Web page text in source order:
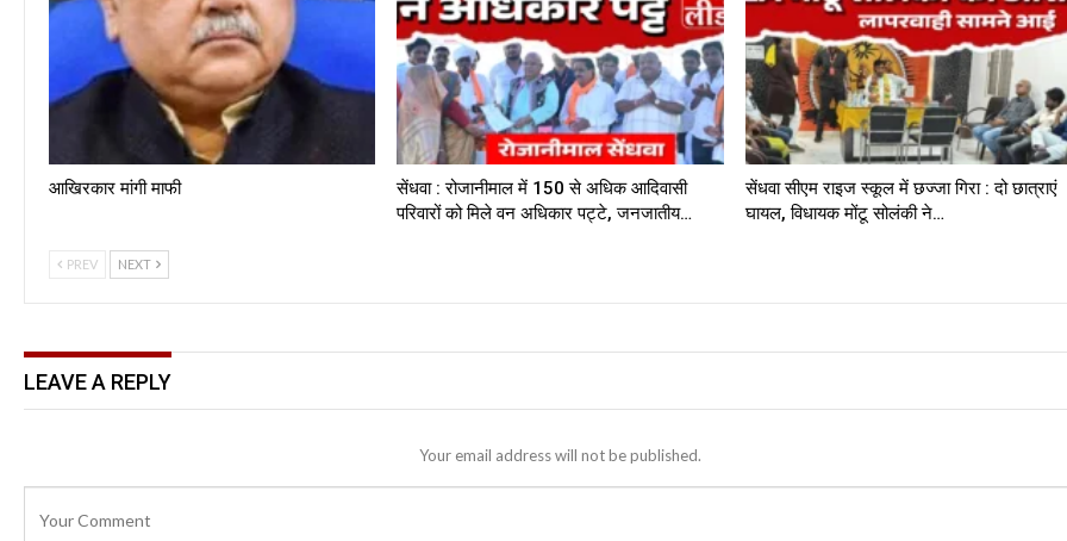
आखिरकार मांगी माफी
सेंधवा : रोजानीमाल में 150 से अधिक आदिवासी
परिवारों को मिले वन अधिकार पट्टे, जनजातीय…
सेंधवा सीएम राइज स्कूल में छज्जा गिरा : दो छात्राएं
घायल, विधायक मोंटू सोलंकी ने…
PREV NEXT
LEAVE A REPLY
Your email address will not be published.